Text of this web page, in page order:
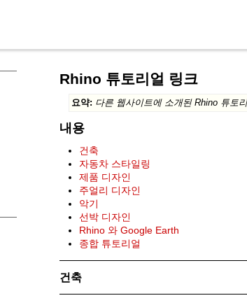
Rhino 튜토리얼 링크
요약: 다른 웹사이트에 소개된 Rhino 튜토
내용
건축
자동차 스타일링
제품 디자인
주얼리 디자인
악기
선박 디자인
Rhino 와 Google Earth
종합 튜토리얼
건축